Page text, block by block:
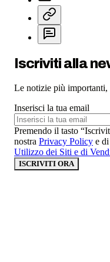
Iscriviti alla
Le notizie più importanti,
Inserisci la tua email
Premendo il tasto
nostra Privacy Policy e
Utilizzo dei Siti e di
ISCRIVITI ORA